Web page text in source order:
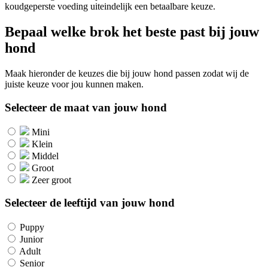
koudgeperste voeding uiteindelijk een betaalbare keuze.
Bepaal welke brok het beste past bij jouw
hond
Maak hieronder de keuzes die bij jouw hond passen zodat wij de
juiste keuze voor jou kunnen maken.
Selecteer de maat van jouw hond
Mini
Klein
Middel
Groot
Zeer groot
Selecteer de leeftijd van jouw hond
Puppy
Junior
Adult
Senior